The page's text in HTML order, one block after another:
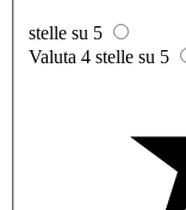
stelle su 5
Valuta 4 stelle su 5